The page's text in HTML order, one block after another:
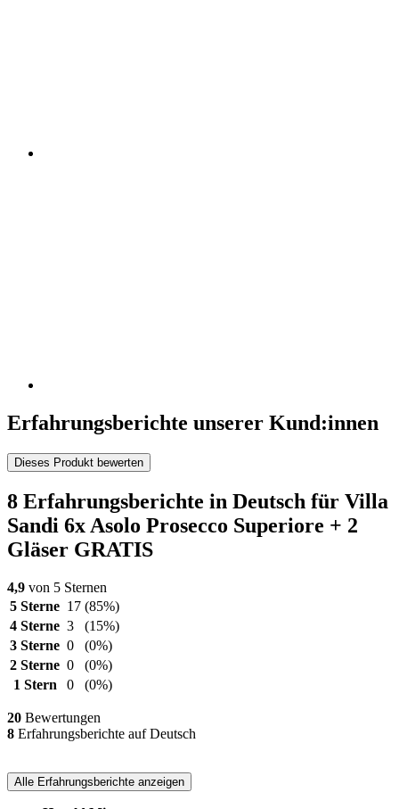
Erfahrungsberichte unserer Kund:innen
Dieses Produkt bewerten
8 Erfahrungsberichte in Deutsch für Villa
Sandi 6x Asolo Prosecco Superiore + 2
Gläser GRATIS
4,9 von 5 Sternen
5 Sterne 17 (85%)
4 Sterne 3
(15%)
3 Sterne 0
(0%)
2 Sterne 0
(0%)
1 Stern
0 (0%)
20 Bewertungen
8 Erfahrungsberichte auf Deutsch
Alle Erfahrungsberichte anzeigen